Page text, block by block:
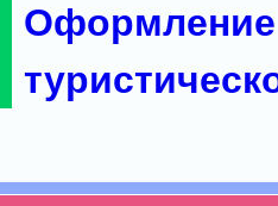
Оформление